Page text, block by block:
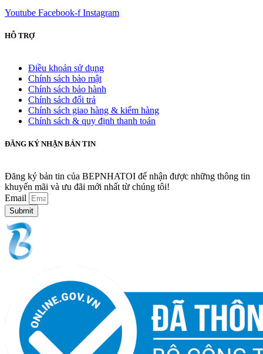
Youtube Facebook-f Instagram
HỖ TRỢ
Điều khoản sử dụng
Chính sách bảo mật
Chính sách bảo hành
Chính sách đổi trả
Chính sách giao hàng & kiểm hàng
Chính sách & quy định thanh toán
ĐĂNG KÝ NHẬN BẢN TIN
Đăng ký bản tin của BEPNHATOI để nhận được những thông tin
khuyến mãi và ưu đãi mới nhất từ chúng tôi!
Email
Submit